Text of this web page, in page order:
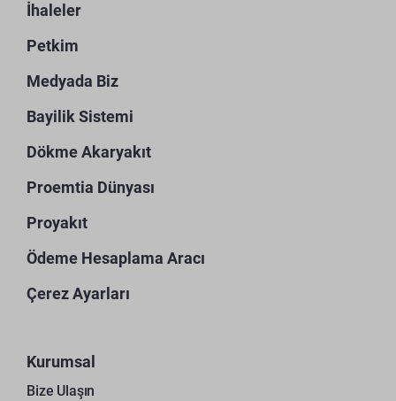
İhaleler
Petkim
Medyada Biz
Bayilik Sistemi
Dökme Akaryakıt
Proemtia Dünyası
Proyakıt
Ödeme Hesaplama Aracı
Çerez Ayarları
Kurumsal
Bize Ulaşın